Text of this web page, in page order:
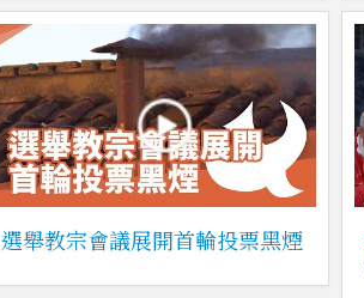
選舉教宗會議展開首輪投票黑煙